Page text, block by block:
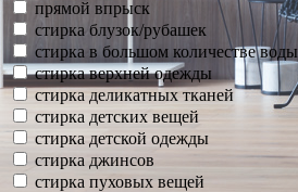
прямой впрыск
стирка блузок/рубашек
стирка в большом количестве воды
стирка верхней одежды
стирка деликатных тканей
стирка детских вещей
стирка детской одежды
стирка джинсов
стирка пуховых вещей